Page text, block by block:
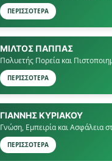
ΠΕΡΙΣΣΟΤΕΡΑ
ΜΙΛΤΟΣ ΠΑΠΠΑΣ
Πολυετής Πορεία και
ΠΕΡΙΣΣΟΤΕΡΑ
ΓΙΑΝΝΗΣ ΚΥΡΙΑΚΟΥ
Γνώση, Εμπειρία και Ασφάλεια
ΠΕΡΙΣΣΟΤΕΡΑ